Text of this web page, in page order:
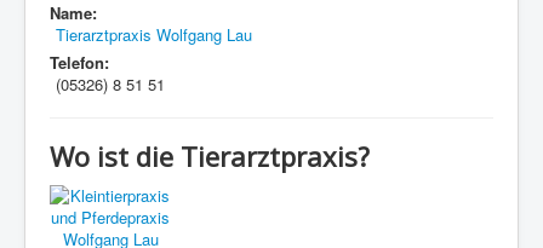
Name:
Tierarztpraxis Wolfgang Lau
Telefon:
(05326) 8 51 51
Wo ist die Tierarztpraxis?